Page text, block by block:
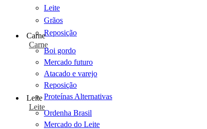
Leite
Grãos
Reposição
Carne
Carne
Boi gordo
Mercado futuro
Atacado e varejo
Reposição
Proteínas Alternativas
Leite
Leite
Ordenha Brasil
Mercado do Leite